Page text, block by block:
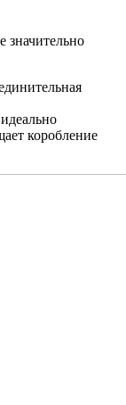
значительно
коробление